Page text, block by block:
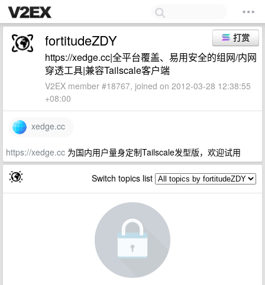
打赏
fortitudeZDY
https://xedge.cc|全平台覆盖、易用安全的组网/内网
穿透工具|兼容Tailscale客户端
V2EX member #18767, joined on 2012-03-28 12:38:55
+08:00
xedge.cc
https://xedge.cc 为国内用户量身定制Tailscale发型版，欢迎试用
Switch topics list